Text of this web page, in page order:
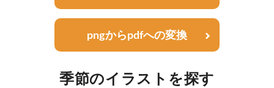
pngからpdfへの変換
季節のイラストを探す